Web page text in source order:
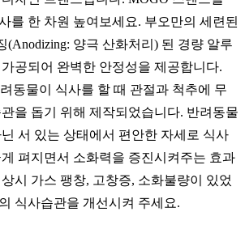
를 한 차원 높여보세요. 부오만의 세련된
(Anodizing: 양극 산화처리) 된 경량 알루
공되어 완벽한 안정성을 제공합니다.
동물이 식사를 할 때 관절과 척추에 무
을 돕기 위해 제작되었습니다. 반려동물
서 있는 상태에서 편안한 자세로 식사
펴지면서 소화력을 증진시켜주는 효과
시 가스 팽창, 고창증, 소화불량이 있었
식사습관을 개선시켜 주세요.